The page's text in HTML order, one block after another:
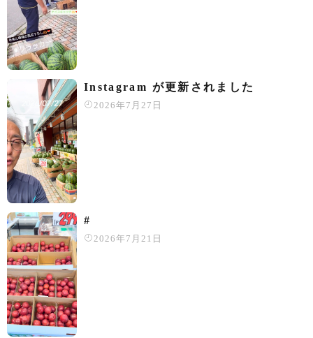
Instagram が更新されました
2026年7月27日
#
2026年7月21日